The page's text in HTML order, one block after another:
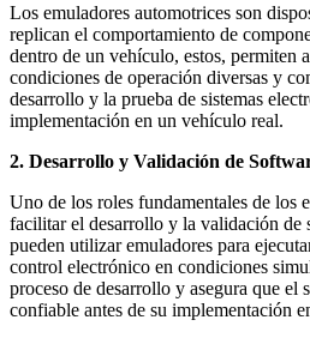
Los emuladores automotrices son
replican el comportamiento de
dentro de un vehículo, estos, permiten
condiciones de operación diversas y
desarrollo y la prueba de sistemas
implementación en un vehículo real.
2. Desarrollo y Validación de
Uno de los roles fundamentales de los
facilitar el desarrollo y la validación de
pueden utilizar emuladores para
control electrónico en condiciones
proceso de desarrollo y asegura que el
confiable antes de su implementación